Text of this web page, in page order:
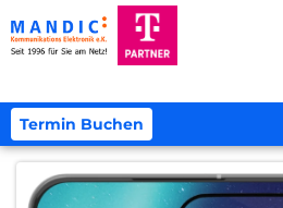
Termin Buchen